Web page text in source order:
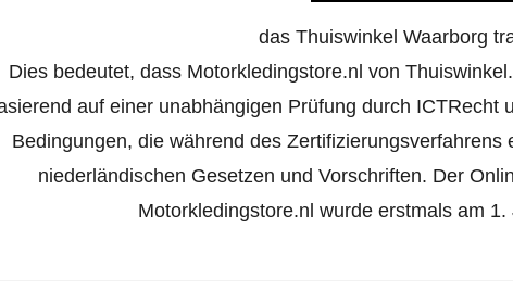
das Thuiswinkel Waarborg
Dies bedeutet, dass Motorkledingstore.nl von
auf einer unabhängigen Prüfung durch ICTRecht
Bedingungen, die während des
niederländischen Gesetzen und Vorschriften. Der
Motorkledingstore.nl wurde erstmals am